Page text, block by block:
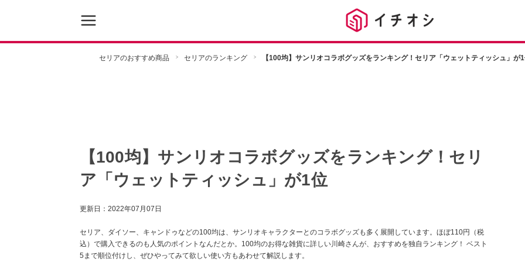
セリアのおすすめ商品 セリアのランキング 【100均】サンリオコラボグッズをランキング！セリア「ウェットティッシュ」が
【100均】サンリオコラボグッズをランキング！セリ
ア「ウェットティッシュ」が1位
更新日： 2022年07月07日
セリア、ダイソー、キャンドゥなどの100均は、サンリオキャラクターとのコラボグッズも多く展開しています。ほぼ110円（税
込）で購入できるのも人気のポイントなんだとか。100均のお得な雑貨に詳しい川崎さんが、おすすめを独自ランキング！ ベスト
5まで順位付けし、ぜひやってみて欲しい使い方もあわせて解説します。